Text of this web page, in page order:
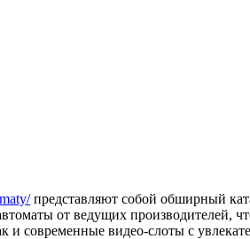
представляют собой обширный
от ведущих производителей,
и современные видео-слоты с